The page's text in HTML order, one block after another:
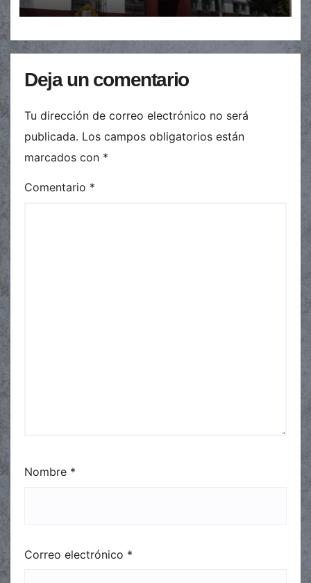
Deja un comentario
Tu dirección de correo electrónico no será
publicada. Los campos obligatorios están
marcados con *
Comentario *
Nombre *
Correo electrónico *